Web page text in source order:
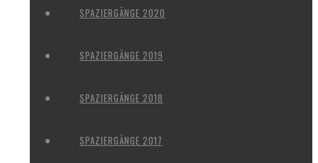
SPAZIERGÄNGE 2020
SPAZIERGÄNGE 2019
SPAZIERGÄNGE 2018
SPAZIERGÄNGE 2017